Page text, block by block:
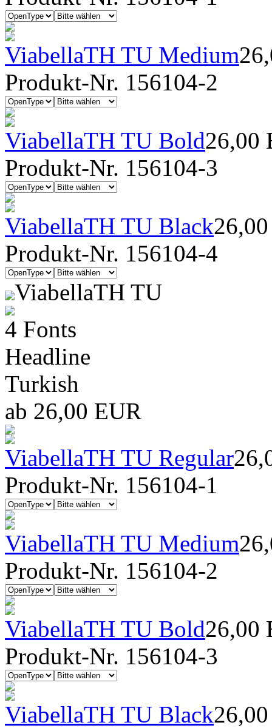
ViabellaTH TU Medium
Produkt-Nr. 156104-2
ViabellaTH TU Bold26,00
Produkt-Nr. 156104-3
ViabellaTH TU Black
Produkt-Nr. 156104-4
ViabellaTH TU
4 Fonts
Headline
Turkish
ab 26,00 EUR
ViabellaTH TU Regular
Produkt-Nr. 156104-1
ViabellaTH TU Medium
Produkt-Nr. 156104-2
ViabellaTH TU Bold26,00
Produkt-Nr. 156104-3
ViabellaTH TU Black